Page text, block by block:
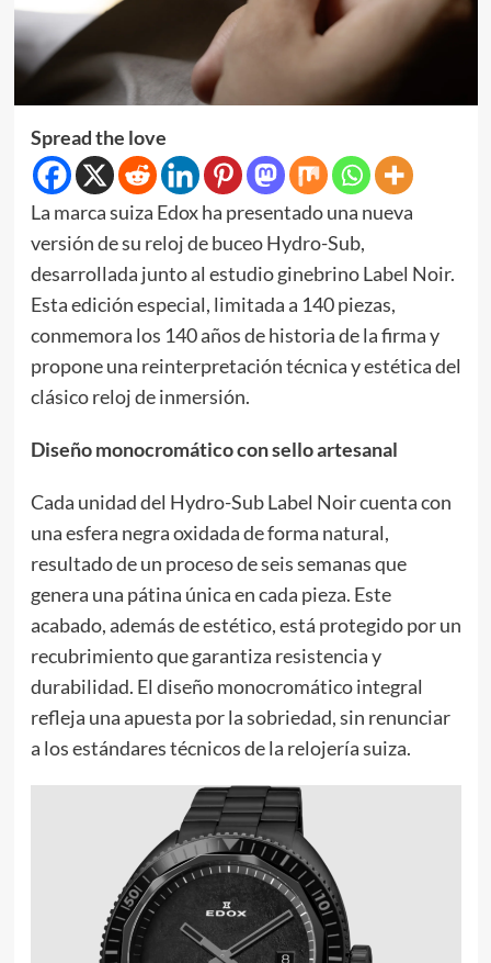
Spread the love
La marca suiza Edox ha presentado una nueva
versión de su reloj de buceo Hydro-Sub,
desarrollada junto al estudio ginebrino Label Noir.
Esta edición especial, limitada a 140 piezas,
conmemora los 140 años de historia de la firma y
propone una reinterpretación técnica y estética del
clásico reloj de inmersión.
Diseño monocromático con sello artesanal
Cada unidad del Hydro-Sub Label Noir cuenta con
una esfera negra oxidada de forma natural,
resultado de un proceso de seis semanas que
genera una pátina única en cada pieza. Este
acabado, además de estético, está protegido por un
recubrimiento que garantiza resistencia y
durabilidad. El diseño monocromático integral
refleja una apuesta por la sobriedad, sin renunciar
a los estándares técnicos de la relojería suiza.